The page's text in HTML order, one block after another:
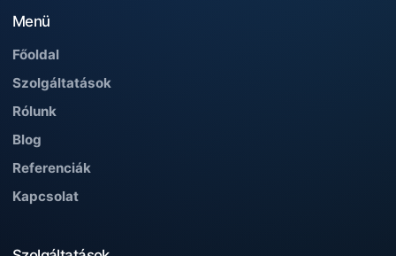
Menü
Főoldal
Szolgáltatások
Rólunk
Blog
Referenciák
Kapcsolat